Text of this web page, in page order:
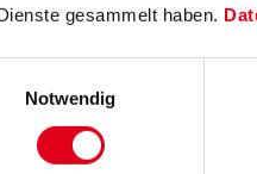
gesammelt haben.
Notwendig